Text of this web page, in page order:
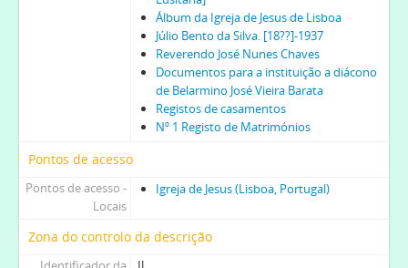
Álbum da Igreja de Jesus de Lisboa
Júlio Bento da Silva. [18??]-1937
Reverendo José Nunes Chaves
Documentos para a instituição a diácono
de Belarmino José Vieira Barata
Registos de casamentos
Nº 1 Registo de Matrimónios
Pontos de acesso
Pontos de acesso -
Locais
Igreja de Jesus (Lisboa, Portugal)
Zona do controlo da descrição